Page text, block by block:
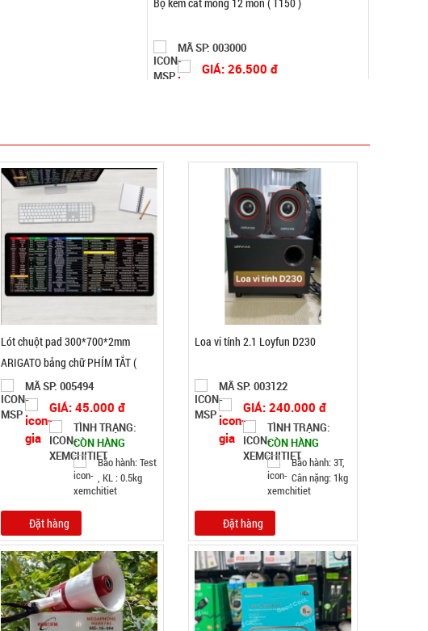
MÃ SP: 000385
Đặt hàng
Băng keo 200 Yard TRONG ( Lốc 6 Cái )
GIÁ: 77.000 đ
TÌNH TRẠNG:
Bảo hành: Test
Đặt hàng
Lót chuột pad 300*700*2mm
ARIGATO bảng chữ PHÍM TẮT (
T100 , Full VAT )
MÃ SP: 005494
GIÁ: 45.000 đ
TÌNH TRẠNG:
CÒN HÀNG
Bảo hành: Test
, KL : 0.5kg
Đặt hàng
Loa vi tính 2.1 Loyfun D230
MÃ SP: 003122
GIÁ: 240.000 đ
TÌNH TRẠNG:
CÒN HÀNG
Bảo hành: 3T,
Cân nặng: 1kg
Đặt hàng